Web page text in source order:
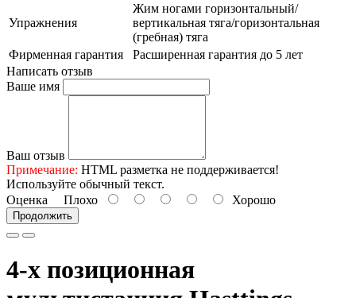
Упражнения
Жим ногами горизонтальный/
вертикальная тяга/горизонтальная
(гребная) тяга
Фирменная гарантия
Расширенная гарантия до 5 лет
Написать отзыв
Ваше имя
Ваш отзыв
Примечание: HTML разметка не поддерживается!
Используйте обычный текст.
Оценка Плохо Хорошо
Продолжить
4-х позиционная